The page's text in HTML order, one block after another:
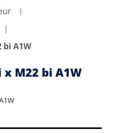
bi A1W
x M22 bi A1W